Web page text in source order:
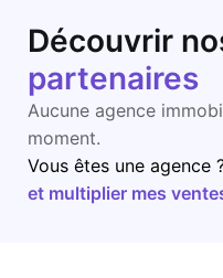
Découvrir
partenaires
Aucune agence
moment.
Vous êtes une agence
et multiplier mes